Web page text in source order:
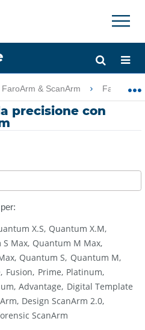
×
globale
FaroArm & ScanArm FaroArm
precisione con
X.S Quantum X.M
S Max Quantum M Max
Quantum S Quantum M
Fusion Prime Platinum
Advantage Digital Template
Design ScanArm 2.0
ScanArm